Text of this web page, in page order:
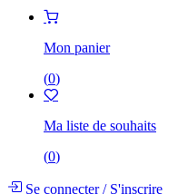
Mon panier
(0)
Ma liste de souhaits
(0)
Se connecter/S'inscrire